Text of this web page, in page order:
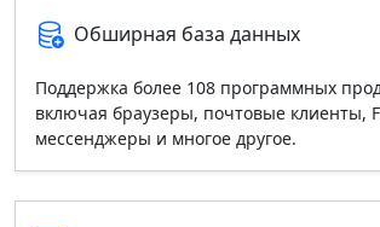
Обширная база данных
Поддержка более 108 программных
включая браузеры, почтовые клиенты,
мессенджеры и многое другое.